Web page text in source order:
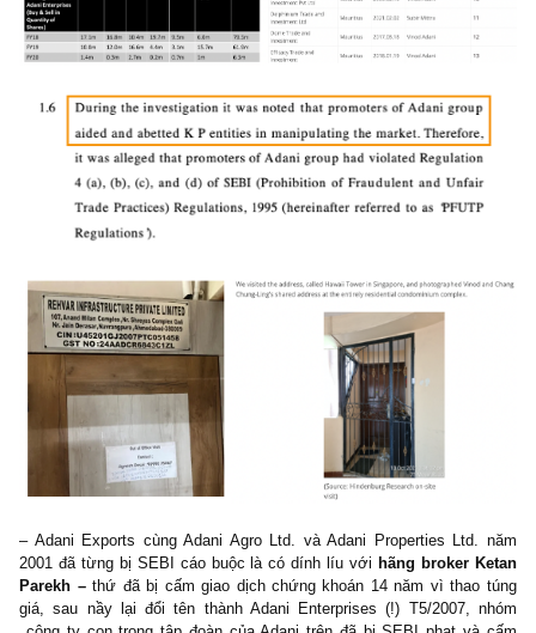
– Ở dưới đây chúng tôi liệt kê ra được ít nhất 38 entities được
bởi Vinod Adani, trong đó bao gồm một tay chơi khác là Subir
người theo hồ sơ LinkedIn của anh ta là head của Adani Family
Chang Chung-Ling, gốc Hong Kong, cũng là một đối tượng liên
khác khi mà công ty của hắn của share chung địa chỉ với Vinod
Hắn ta cũng đã bị Cục Thuế DRI của Ấn Độ điều tra về các
lừa đảo, trốn thuế, rửa tiền. Các công ty bình phong dưới đây
hề có websites, không hề có địa chỉ nào cụ thể ngoài các hộp
stock-parking entities cho các công ty bình phong, bao gồm
Capital Plc,Cresta, Albula, APMS, Vespera, LTS Investment
chúng tôi phát hiện được mối liên hệ lớn giữa các công ty
nguồn tiền từ Adani Group. Chúng hoạt động theo mô hình P-
không phải quỹ đầu tư thông thường. 99% tài sản của các
tại Mauritius đều đổ vào cổ phiếu của Adani nhằm để lách
SEBI (Ủy ban chứng khoán Ấn Độ) với quy định 25% nắm
chúng public shareholdings để được niêm yết. Những quan
SEBI biết nhưng họ làm lơ. Cổ phiếu của Adani Enterprises